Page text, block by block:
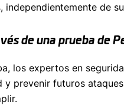
independientemente de
de una prueba de
los expertos en
prevenir futuros